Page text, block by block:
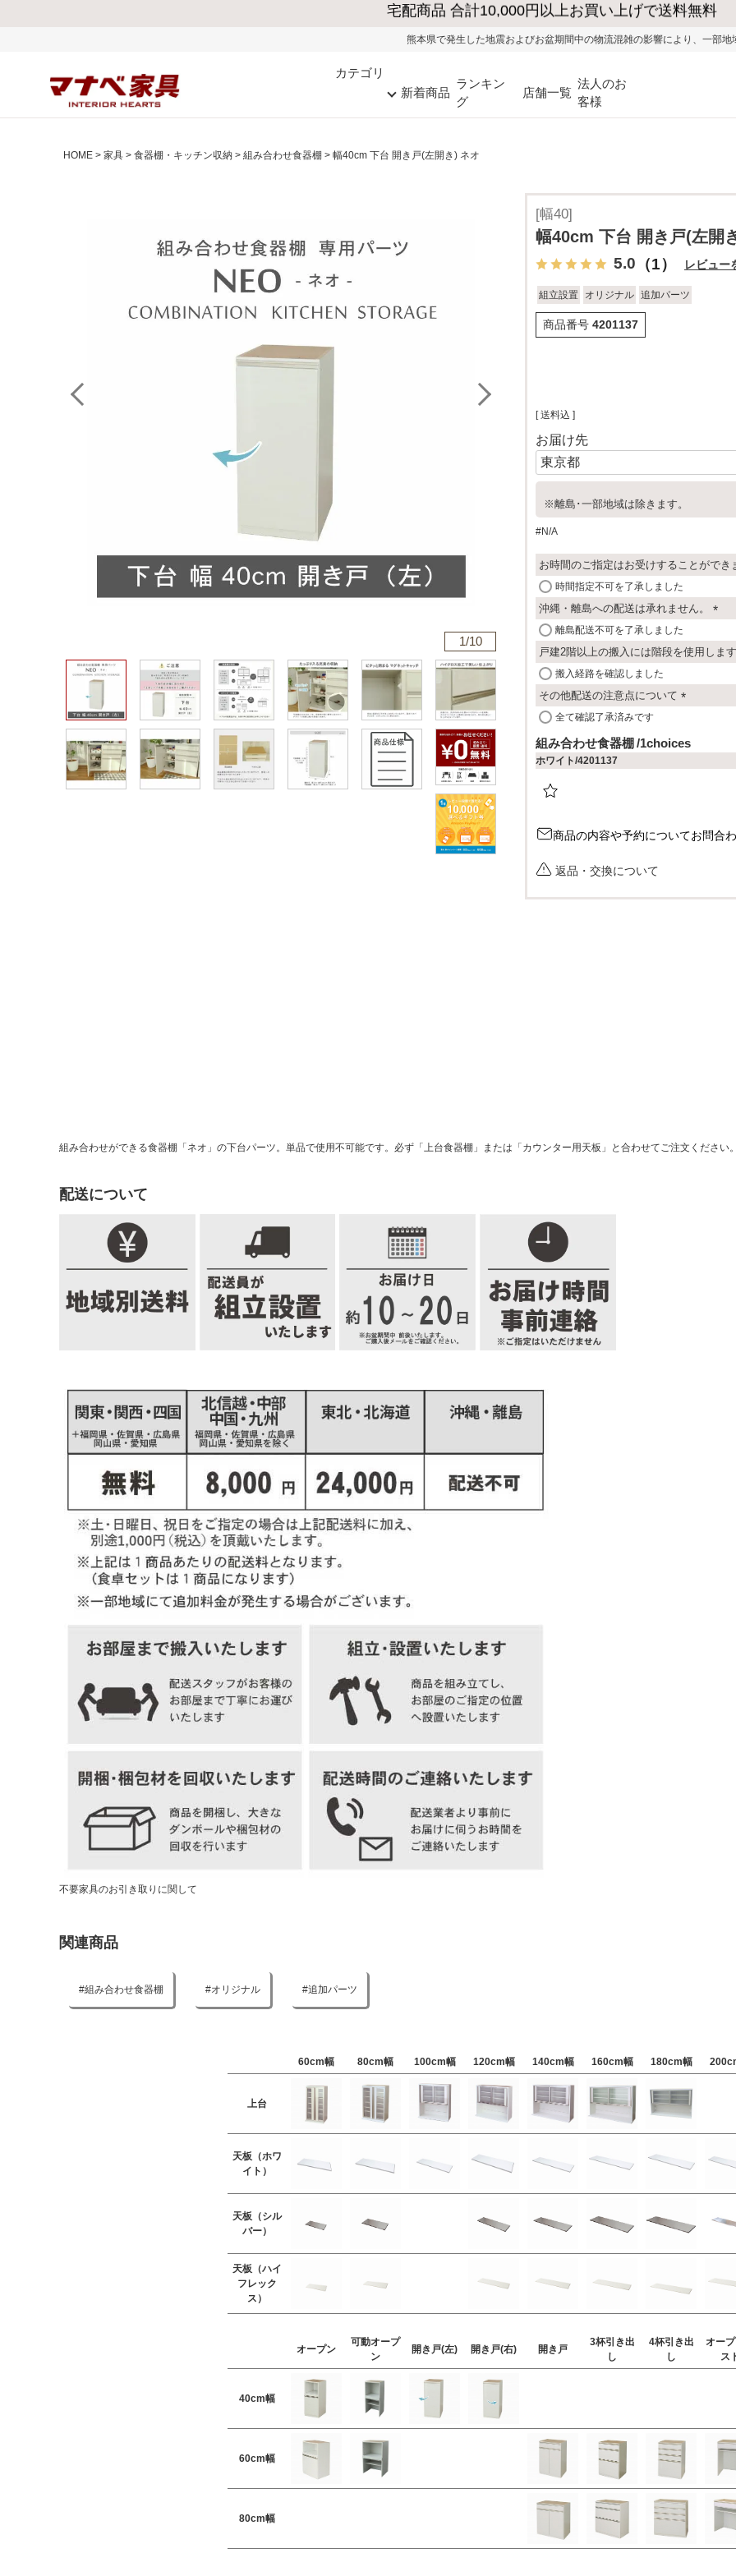
熊本県で発生した地震およびお盆期間中の物流混雑の影響により、一部地域ではお荷物のお届け
カテゴリ
新着商品
ランキン
グ
店舗一覧
法人のお
客様
HOME 家具 食器棚・キッチン収納 組み合わせ食器棚 幅40cm 下台 開き戸(左開き) ネオ
1/10
[幅40]
幅40cm 下台 開き戸(左開
5.0 （1） レビュー
組立設置 オリジナル 追加パーツ
商品番号 4201137
送料込
お届け先
※離島･一部地域は除きます。
#N/A
お時間のご指定はお受けすることができ
時間指定不可を了承しました
沖縄・離島への配送は承れません。
必
須
離島配送不可を了承しました
戸建2階以上の搬入には階段を使用します
搬入経路を確認しました
その他配送の注意点について
須
全て確認了承済みです
組み合わせ食器棚 1choices
ホワイト/4201137
商品の内容や予約についてお問合
返品・交換について
組み合わせができる食器棚「ネオ」の下台パーツ。単品で使用不可能です。必ず「上台食器棚」または「カウンター用天板」と合わせてご注文ください。
配送について
不要家具のお引き取りに関して
関連商品
組み合わせ食器棚 オリジナル 追加パーツ
60cm幅 80cm幅 100cm幅 120cm幅 140cm幅 160cm幅 180cm幅
上台
天板（ホワ
イト）
天板（シル
バー）
天板（ハイ
フレック
ス）
オープン
可動オープ
ン
開き戸(左) 開き戸(右) 開き戸
3杯引き出
し
4杯引き出
し
オー
ス
40cm幅
60cm幅
80cm幅